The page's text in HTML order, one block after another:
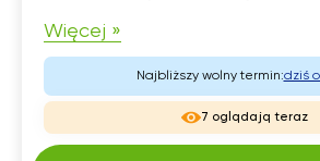
Więcej »
Najbliższy wolny termin:dziś o
7 oglądają teraz